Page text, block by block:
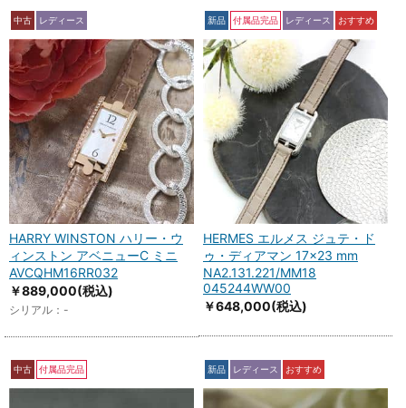
中古 レディース
HARRY WINSTON ハリー・ウ
ィンストン アベニューC ミニ
AVCQHM16RR032
￥889,000(税込)
シリアル：-
新品 付属品完品 レディース おすすめ
HERMES エルメス ジュテ・ド
ゥ・ディアマン 17×23 mm
NA2.131.221/MM18
045244WW00
￥648,000(税込)
中古 付属品完品 新品 レディース おすすめ